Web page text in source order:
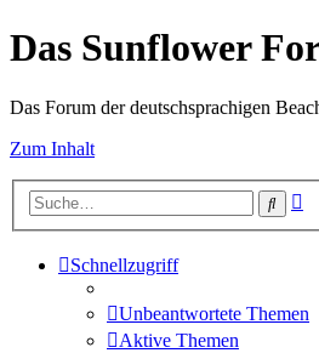
Das Sunflower
Das Forum der deutschsprachigen
Zum Inhalt
Suche
Schnellzugriff
Unbeantwortete Themen
Aktive Themen